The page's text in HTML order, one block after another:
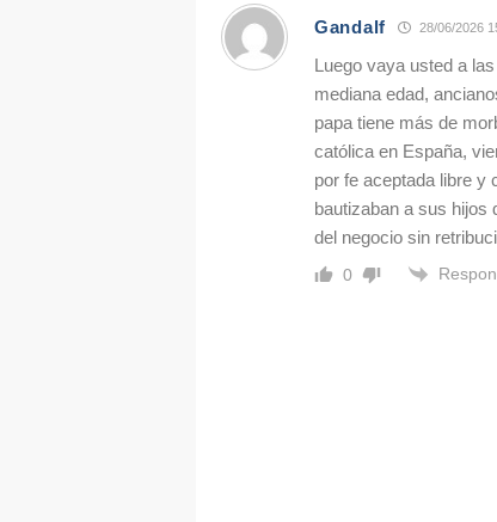
Gandalf 28/06/2026
Luego vaya usted a
mediana edad,
papa tiene más de
católica en España,
por fe aceptada libre y
bautizaban a sus hijos
del negocio sin
0